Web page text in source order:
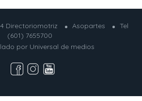
Directoriomotriz Asopartes
Tel
(601) 7655700
por Universal de medios